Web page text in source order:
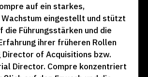
auf ein starkes,
eingestellt und stützt
die Führungsstärken und die
ihrer früheren Rollen
Director of Acquisitions bzw.
Director. Compre konzentriert